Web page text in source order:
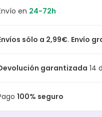
en 24-72h
sólo a 2,99€. Envío
garantizada 14
100% seguro